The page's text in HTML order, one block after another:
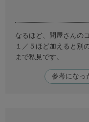
なるほど、問屋さんの
１／５ほど加えると別
まで私見です。
参考になっ